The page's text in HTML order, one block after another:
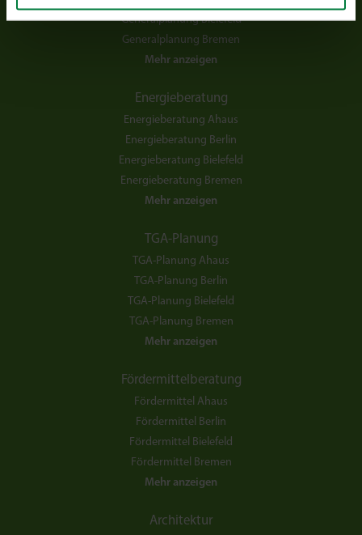
Generalplanung Bielefeld
Generalplanung Bremen
Mehr anzeigen
Energieberatung
Energieberatung Ahaus
Energieberatung Berlin
Energieberatung Bielefeld
Energieberatung Bremen
Mehr anzeigen
TGA-Planung
TGA-Planung Ahaus
TGA-Planung Berlin
TGA-Planung Bielefeld
TGA-Planung Bremen
Mehr anzeigen
Fördermittelberatung
Fördermittel Ahaus
Fördermittel Berlin
Fördermittel Bielefeld
Fördermittel Bremen
Mehr anzeigen
Architektur